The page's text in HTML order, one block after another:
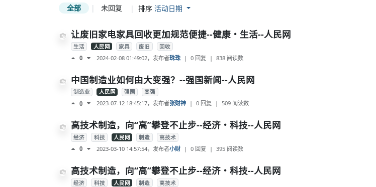
全部 | 未回复 | 排序 活动日期
让废旧家电家具回收更加规范便捷--健康・生活--人民网
生活 人民网 家具 废旧 回收
0 2024-02-08 01:49:02，发布者珠珠 | 0 回复 | 838 阅读数
中国制造业如何由大变强？--强国新闻--人民网
制造业 人民网 强国 变强
0 2023-07-12 18:45:17，发布者张财神 | 0 回复 | 509 阅读数
高技术制造，向“高”攀登不止步--经济・科技--人民网
经济 科技 人民网 制造 高技术
0 2023-03-10 14:57:54，发布者小财 | 0 回复 | 395 阅读数
高技术制造，向“高”攀登不止步--经济・科技--人民网
经济 科技 人民网 制造 高技术